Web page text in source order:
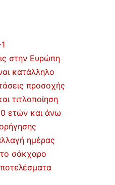
στην Ευρώπη
κατάλληλο
προσοχής
τιτλοποίηση
ετών και άνω
ημέρας
σάκχαρο